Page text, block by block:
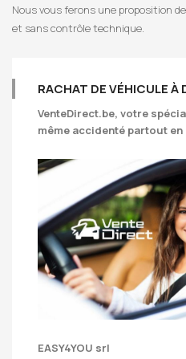
Nous vous ferons une proposition
et sans contrôle technique.
RACHAT DE VÉHICULE À
VenteDirect.be, votre
même accidenté partout
EASY4YOU srl